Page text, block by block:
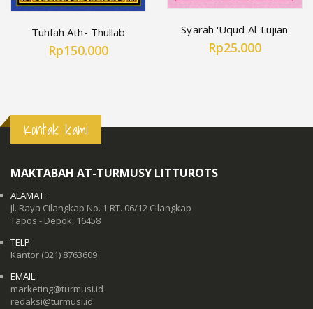
Tuhfah Ath- Thullab
Rp150.000
Syarah 'Uqud Al-Lujian
Rp25.000
Kontak kami
MAKTABAH AT-TURMUSY LITTUROTS
ALAMAT:
Jl. Raya Cilangkap No. 1 RT. 06/12 Cilangkap
Tapos - Depok, 16458
TELP:
Kantor (021) 8763609
EMAIL:
marketing@turmusi.id
redaksi@turmusi.id